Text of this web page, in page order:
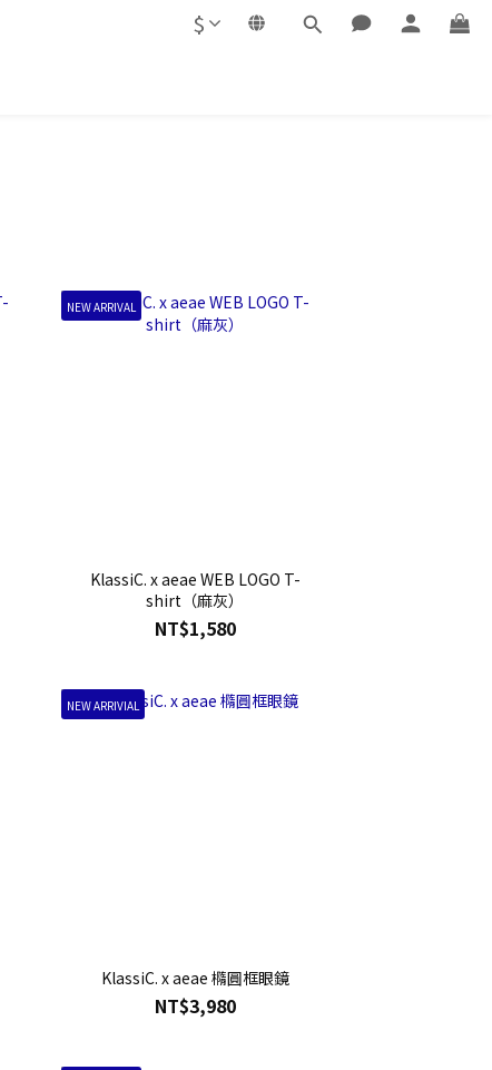
$
NEW ARRIVAL
KlassiC. x aeae WEB LOGO T-
shirt（麻灰）
NT$1,580
NEW ARRIVIAL
KlassiC. x aeae 橢圓框眼鏡
NT$3,980